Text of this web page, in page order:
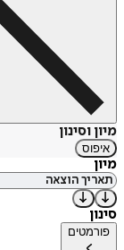
מיון וסינון
איפוס
מיון
סינון
פורמטים